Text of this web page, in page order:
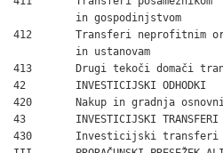
in gospodinjstvom
412       Transferi neprofitnim
in ustanovam
413       Drugi tekoči domači
42        INVESTICIJSKI
420       Nakup in gradnja
43        INVESTICIJSKI
430       Investicijski